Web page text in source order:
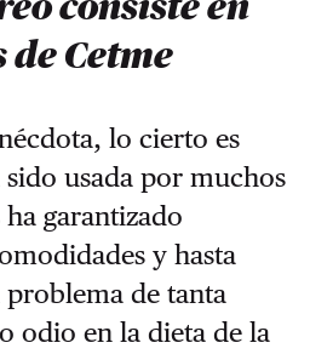
consiste en
Cetme
lo cierto es
sido usada por muchos
garantizado
y hasta
de tanta
odio en la dieta de la